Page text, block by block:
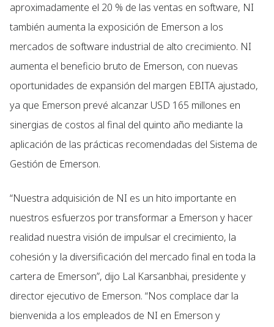
aproximadamente el 20 % de las ventas en software, NI
también aumenta la exposición de Emerson a los
mercados de software industrial de alto crecimiento. NI
aumenta el beneficio bruto de Emerson, con nuevas
oportunidades de expansión del margen EBITA ajustado,
ya que Emerson prevé alcanzar USD 165 millones en
sinergias de costos al final del quinto año mediante la
aplicación de las prácticas recomendadas del Sistema de
Gestión de Emerson.
“Nuestra adquisición de NI es un hito importante en
nuestros esfuerzos por transformar a Emerson y hacer
realidad nuestra visión de impulsar el crecimiento, la
cohesión y la diversificación del mercado final en toda la
cartera de Emerson”, dijo Lal Karsanbhai, presidente y
director ejecutivo de Emerson. “Nos complace dar la
bienvenida a los empleados de NI en Emerson y